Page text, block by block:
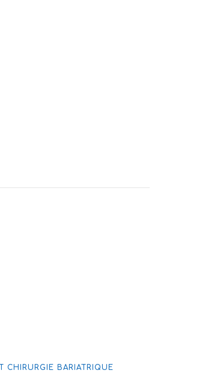
CHIRURGIE BARIATRIQUE